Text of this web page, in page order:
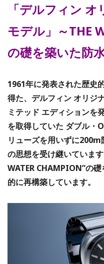
「デルフィン
モデル」～THE
の礎を築いた防
1961年に発表された歴史
得た、デルフィン オリジ
ミテッド エディションを
を取得していた ダブル・
リューズを用いずに
の思想を受け継いていま
WATER CHAMPION”の
的に再構築しています。